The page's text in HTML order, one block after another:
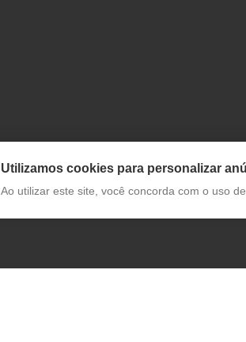
Utilizamos cookies para personalizar
Ao utilizar este site, você concorda com o uso